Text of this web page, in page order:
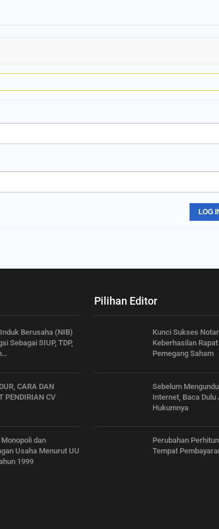
LOG
Berusaha (NIB)
Sebagai SIUP, TDP,
CARA DAN
PENDIRIAN CV
dan
Usaha Menurut UU
1999
Pilihan Editor
Kunci Sukses
Keberhasilan
Pemegang Saham
Sebelum
Internet, Baca Dulu
Hukumnya
Perubahan
Tempat